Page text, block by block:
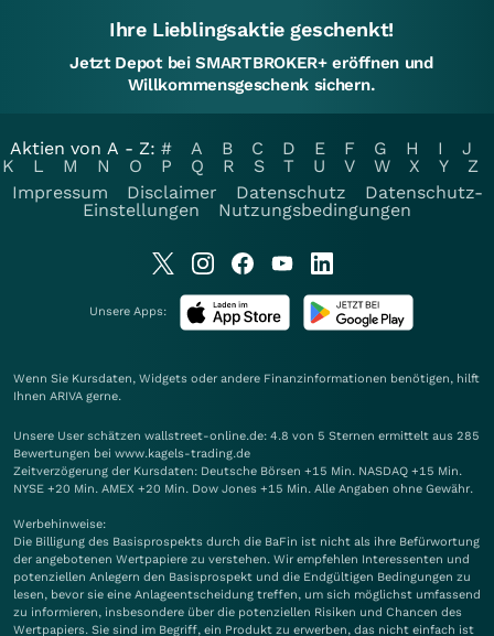
Ihre Lieblingsaktie geschenkt!
Jetzt Depot bei SMARTBROKER+ eröffnen und
Willkommensgeschenk sichern.
Aktien von A - Z: # A B C D E F G H I
J
K
L M N O P Q R S T U V W X Y
Z
Impressum
Disclaimer Datenschutz
Datenschutz-
Einstellungen
Nutzungsbedingungen
Unsere Apps:
Wenn Sie Kursdaten, Widgets oder andere Finanzinformationen benötigen, hilft
Ihnen ARIVA gerne.
Unsere User schätzen wallstreet-online.de: 4.8 von 5 Sternen ermittelt aus 285
Bewertungen bei www.kagels-trading.de
Zeitverzögerung der Kursdaten: Deutsche Börsen +15 Min. NASDAQ +15 Min.
NYSE +20 Min. AMEX +20 Min. Dow Jones +15 Min. Alle Angaben ohne Gewähr.
Werbehinweise:
Die Billigung des Basisprospekts durch die BaFin ist nicht als ihre Befürwortung
der angebotenen Wertpapiere zu verstehen. Wir empfehlen Interessenten und
potenziellen Anlegern den Basisprospekt und die Endgültigen Bedingungen zu
lesen, bevor sie eine Anlageentscheidung treffen, um sich möglichst umfassend
zu informieren, insbesondere über die potenziellen Risiken und Chancen des
Wertpapiers. Sie sind im Begriff, ein Produkt zu erwerben, das nicht einfach ist